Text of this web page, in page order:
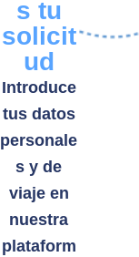
s tu
solicit
ud
Introduce
tus datos
personale
s y de
viaje en
nuestra
plataform